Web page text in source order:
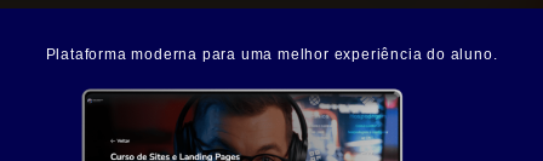
Plataforma moderna para uma melhor experiência do aluno.